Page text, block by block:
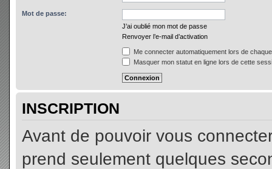
Mot de passe:
J’ai oublié mon mot de passe
Renvoyer l’e-mail d’activation
Me connecter automatiquement lors de
Masquer mon statut en ligne lors de cette
INSCRIPTION
Avant de pouvoir vous
prend seulement quelques